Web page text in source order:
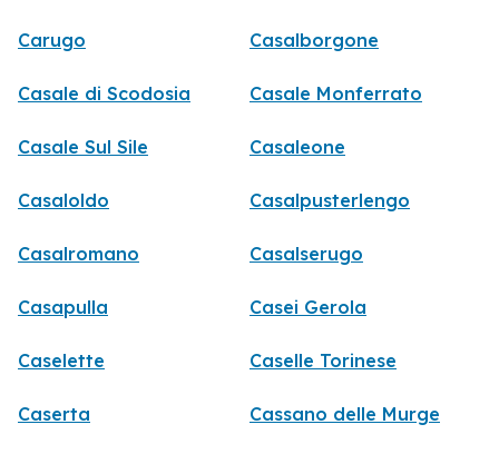
Carugo Casalborgone
Casale di Scodosia Casale Monferrato
Casale Sul Sile Casaleone
Casaloldo Casalpusterlengo
Casalromano Casalserugo
Casapulla Casei Gerola
Caselette Caselle Torinese
Caserta Cassano delle Murge